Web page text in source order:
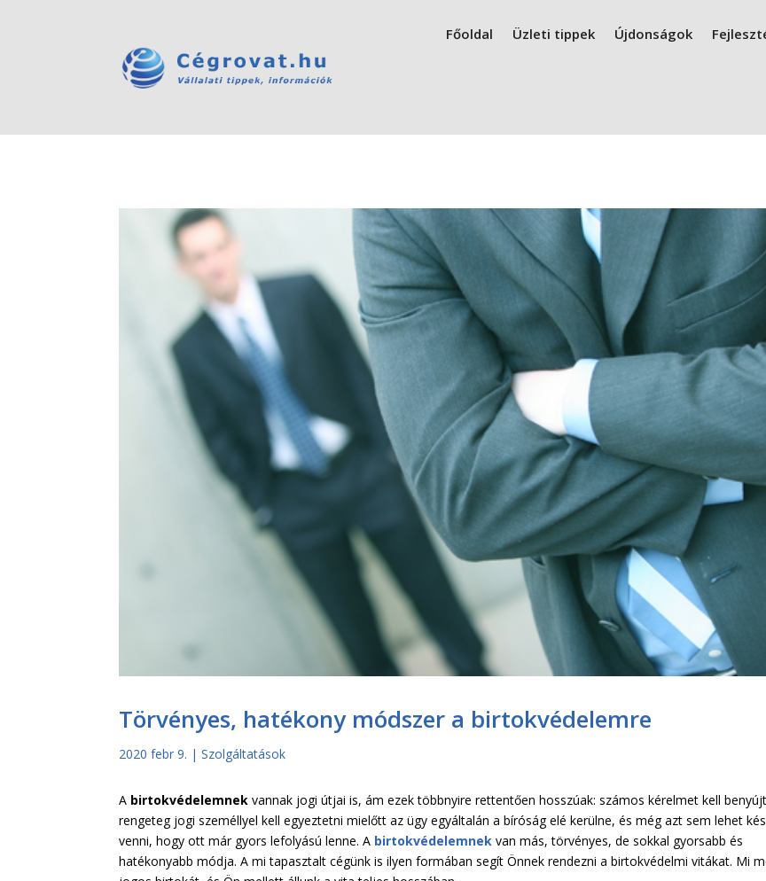
Főoldal Üzleti tippek Újdonságok
Törvényes, hatékony módszer a birtokvédelemre
2020 febr 9. |Szolgáltatások
A birtokvédelemnek vannak jogi útjai is, ám ezek többnyire rettentően hosszúak: számos kérelmet kell
rengeteg jogi személlyel kell egyeztetni mielőtt az ügy egyáltalán a bíróság elé kerülne, és még azt sem lehet
venni, hogy ott már gyors lefolyású lenne. A birtokvédelemnek van más, törvényes, de sokkal gyorsabb és
hatékonyabb módja. A mi tapasztalt cégünk is ilyen formában segít Önnek rendezni a birtokvédelmi vitákat. Mi